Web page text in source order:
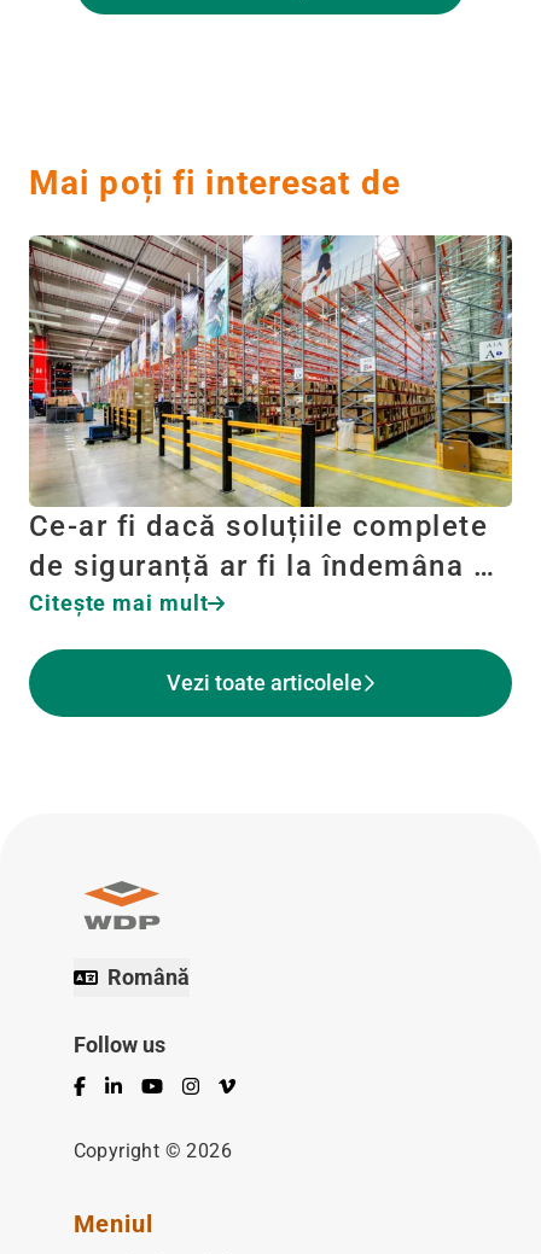
Mai poți fi interesat de
Ce-ar fi dacă soluțiile complete
de siguranță ar fi la îndemâna …
Citeşte mai mult
Vezi toate articolele
Română
Follow us
Facebook
LinkedInYouTubeInstagram
Vimeo
Copyright © 2026
Meniul